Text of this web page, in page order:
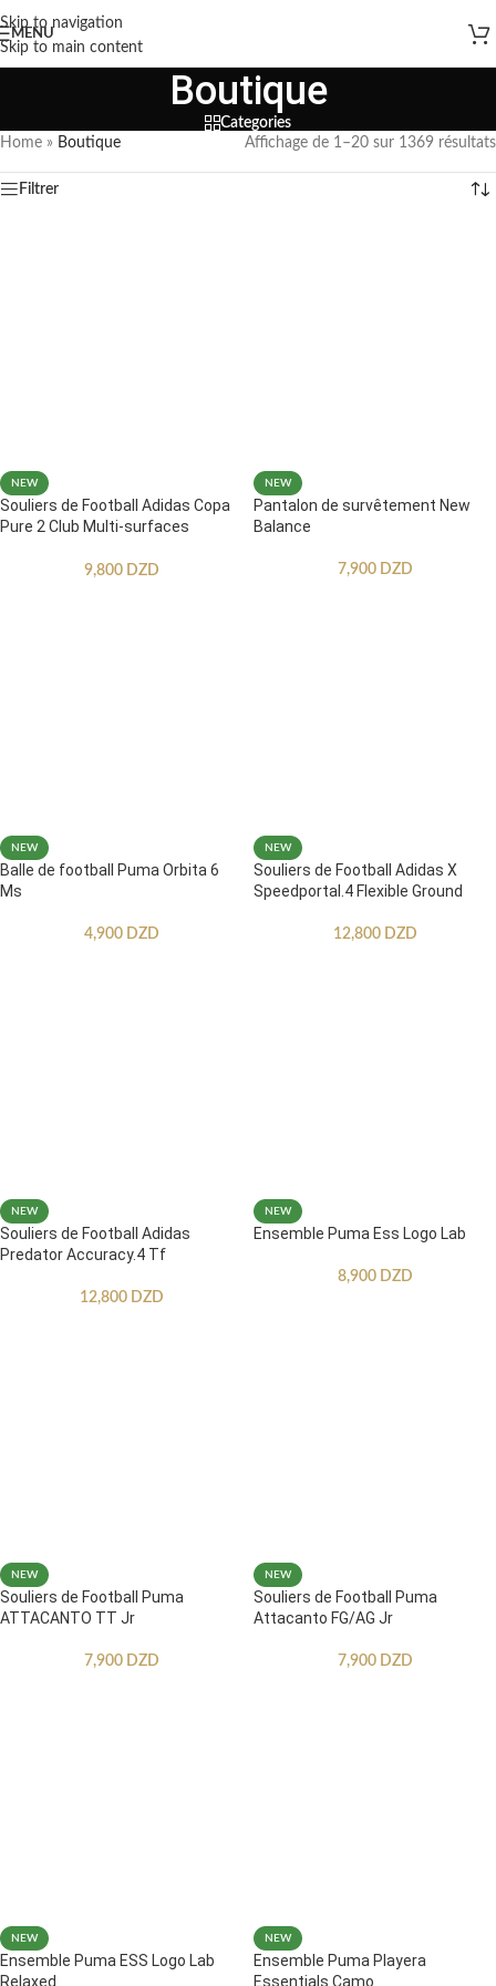
Skip to navigation
Skip to main content
MENU
Boutique
Categories
Home » Boutique Affichage de 1–20 sur 1369 résultats
Filtrer
NEW
Souliers de Football Adidas Copa
Pure 2 Club Multi-surfaces
9,800 DZD
NEW
Pantalon de survêtement New
Balance
7,900 DZD
NEW
Balle de football Puma Orbita 6
Ms
4,900 DZD
NEW
Souliers de Football Adidas X
Speedportal.4 Flexible Ground
12,800 DZD
NEW
Souliers de Football Adidas
Predator Accuracy.4 Tf
12,800 DZD
NEW
Ensemble Puma Ess Logo Lab
8,900 DZD
NEW
Souliers de Football Puma
ATTACANTO TT Jr
7,900 DZD
NEW
Souliers de Football Puma
Attacanto FG/AG Jr
7,900 DZD
NEW
Ensemble Puma ESS Logo Lab
Relaxed
NEW
Ensemble Puma Playera
Essentials Camo